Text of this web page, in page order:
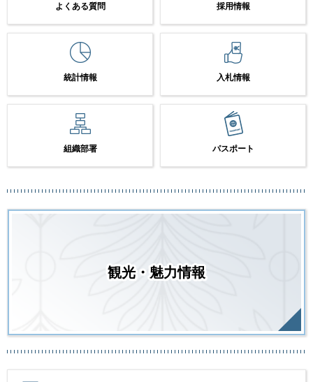
よくある質問 採用情報
統計情報 入札情報
組織部署 パスポート
観光・魅力情報